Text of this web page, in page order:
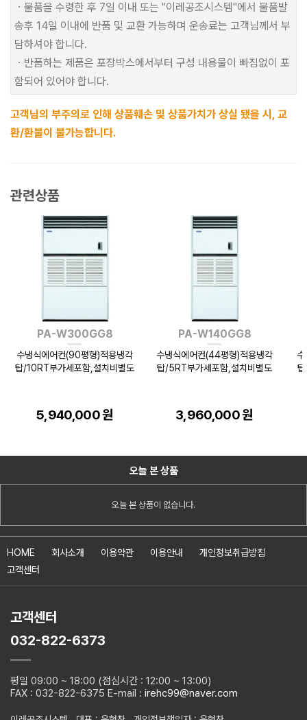
ㆍ물품을 수령한 후 7일 이내 또는 "이레공조시스템"에서 물품발
송후 14일 이내에 반품 및 교환 가능하며 운송료는 고객님께서 부
담하셔야 합니다.
ㆍ반품하는 제품은 포장박스에서부터 구성 내용물이 빠짐없이 포
함되어 있어야 합니다.
고객님의 부주의로 인해 상품훼손 및 상품가치가 상실 됐을 시, 교
환/환불이 불가능합니다.
관련상품
PA-W300GG8
수냉식에어컨(90평형)적용냉각
탑/10RT부가세포함,설치비별도
5,940,000 원
PA-W140GG8
수냉식에어컨(44평형)적용냉각
탑/5RT부가세포함,설치비별도
3,960,000 원
오늘 본 상품
오늘 본 상품이 없습니다.
HOME 회사소개 이용약관 이용안내
개인정보취급방침
고객센터
고객센터
032-822-6373
평일 09:00 ~ 18:00 (점심시간 : 12:00 ~ 13:00)
FAX : 032-822-6375 E-mail : irehc99@naver.com